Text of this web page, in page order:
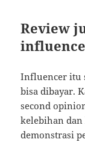
Review
Influencer itu
bisa dibayar.
second
kelebihan
demonstrasi